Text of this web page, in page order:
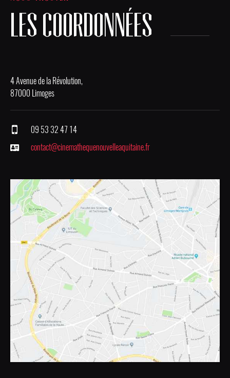
LES COORDONNÉES
4 Avenue de la Révolution,
87000 Limoges
09 53 32 47 14
contact@cinemathequenouvelleaquitaine.fr